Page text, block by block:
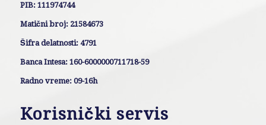
PIB: 111974744
Matični broj: 21584673
Šifra delatnosti: 4791
Banca Intesa: 160-6000000711718-59
Radno vreme: 09-16h
Korisnički servis